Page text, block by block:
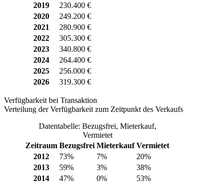
2019
230.400 €
2020
249.200 €
2021
280.900 €
2022
305.300 €
2023
340.800 €
2024
264.400 €
2025
256.000 €
2026
319.300 €
Verfügbarkeit bei Transaktion
Verteilung der Verfügbarkeit zum Zeitpunkt des Verkaufs
Datentabelle: Bezugsfrei, Mieterkauf,
Vermietet
Zeitraum Bezugsfrei Mieterkauf Vermietet
2012
73% 7%
20%
2013
59% 3%
38%
2014
47% 0%
53%